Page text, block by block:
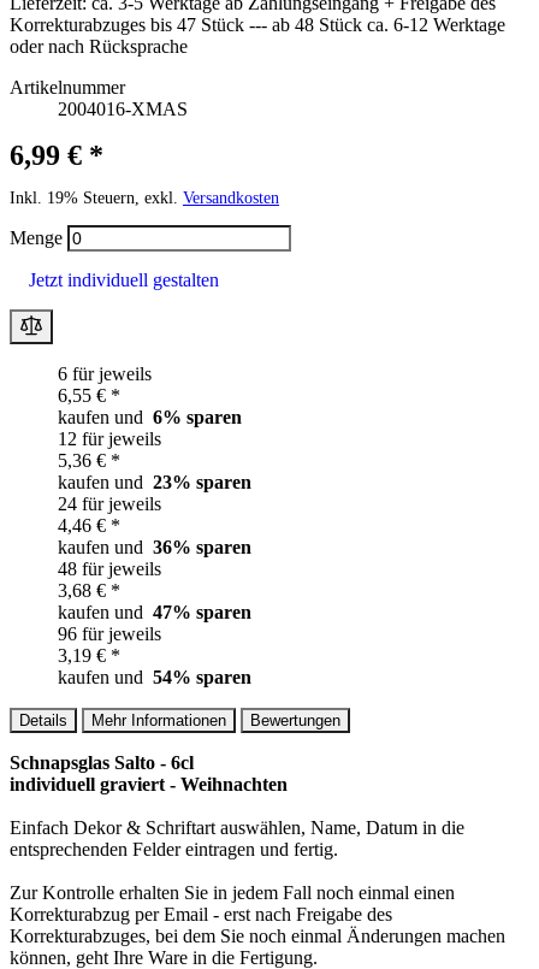
Korrekturabzuges bis 47 Stück --- ab 48 Stück ca. 6-12 Werktage
oder nach Rücksprache
Artikelnummer
2004016-XMAS
6,99 € *
Inkl. 19% Steuern, exkl. Versandkosten
Menge
Jetzt individuell gestalten
6 für jeweils
6,55 € *
kaufen und 6% sparen
12 für jeweils
5,36 € *
kaufen und 23% sparen
24 für jeweils
4,46 € *
kaufen und 36% sparen
48 für jeweils
3,68 € *
kaufen und 47% sparen
96 für jeweils
3,19 € *
kaufen und 54% sparen
Details Mehr Informationen Bewertungen
Schnapsglas Salto - 6cl
individuell graviert - Weihnachten
Einfach Dekor & Schriftart auswählen, Name, Datum in die
entsprechenden Felder eintragen und fertig.
Zur Kontrolle erhalten Sie in jedem Fall noch einmal einen
Korrekturabzug per Email - erst nach Freigabe des
Korrekturabzuges, bei dem Sie noch einmal Änderungen machen
können, geht Ihre Ware in die Fertigung.